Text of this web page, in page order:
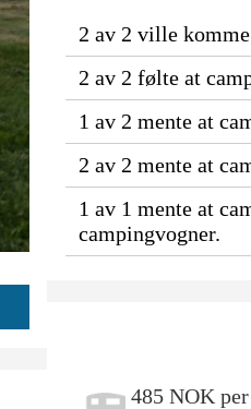
2 av 2 ville
2 av 2 følte at
1 av 2 mente at
2 av 2 mente at
1 av 1 mente at
campingvogner.
485 NOK